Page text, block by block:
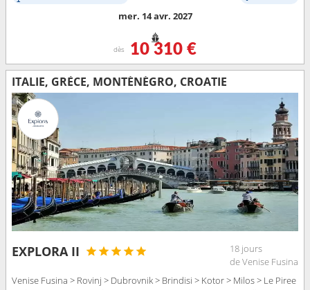
mer. 14 avr. 2027
dès 10 310 €
ITALIE, GRÈCE, MONTÉNÉGRO, CROATIE
EXPLORA II
18 jours
de Venise Fusina
Venise Fusina > Rovinj > Dubrovnik > Brindisi > Kotor > Milos > Le Piree